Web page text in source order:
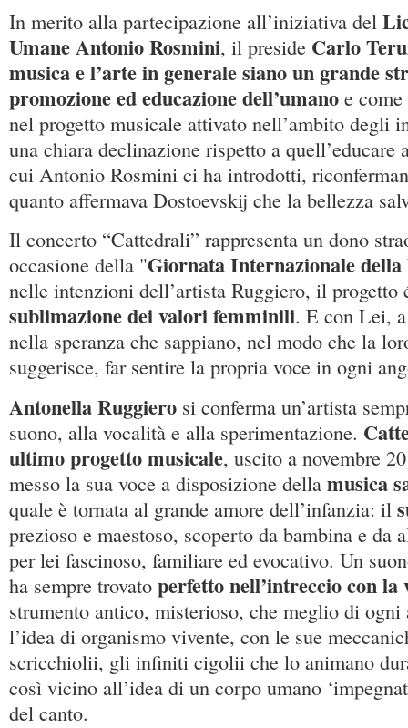
In merito alla partecipazione all’iniziativa del
Umane Antonio Rosmini, il preside Carlo
musica e l’arte in generale siano un grande
promozione ed educazione dell’umano e
nel progetto musicale attivato nell’ambito degli
una chiara declinazione rispetto a quell’educare
cui Antonio Rosmini ci ha introdotti,
quanto affermava Dostoevskij che la bellezza
Il concerto “Cattedrali” rappresenta un dono
occasione della "Giornata Internazionale della
nelle intenzioni dell’artista Ruggiero, il progetto
sublimazione dei valori femminili. E con Lei,
nella speranza che sappiano, nel modo che la
suggerisce, far sentire la propria voce in ogni
Antonella Ruggiero si conferma un’artista
suono, alla vocalità e alla sperimentazione.
ultimo progetto musicale, uscito a novembre
messo la sua voce a disposizione della musica
quale è tornata al grande amore dell’infanzia: il
prezioso e maestoso, scoperto da bambina e da
per lei fascinoso, familiare ed evocativo. Un
ha sempre trovato perfetto nell’intreccio con la
strumento antico, misterioso, che meglio di
l’idea di organismo vivente, con le sue
scricchiolii, gli infiniti cigolii che lo animano
così vicino all’idea di un corpo umano
del canto.